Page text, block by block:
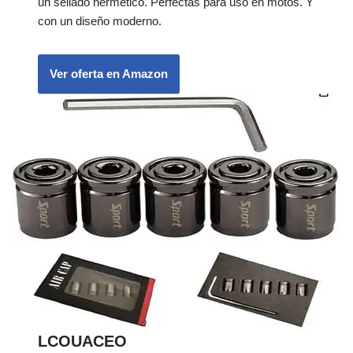
con un diseño moderno.
Ver oferta en Amazon
LCOUACEO